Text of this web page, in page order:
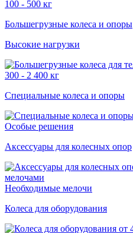
100 - 500 кг
Большегрузные колеса и опоры
Высокие нагрузки
300 - 2 400 кг
Специальные колеса и опоры
Особые решения
Аксессуары для колесных опор
Необходимые мелочи
Колеса для оборудования